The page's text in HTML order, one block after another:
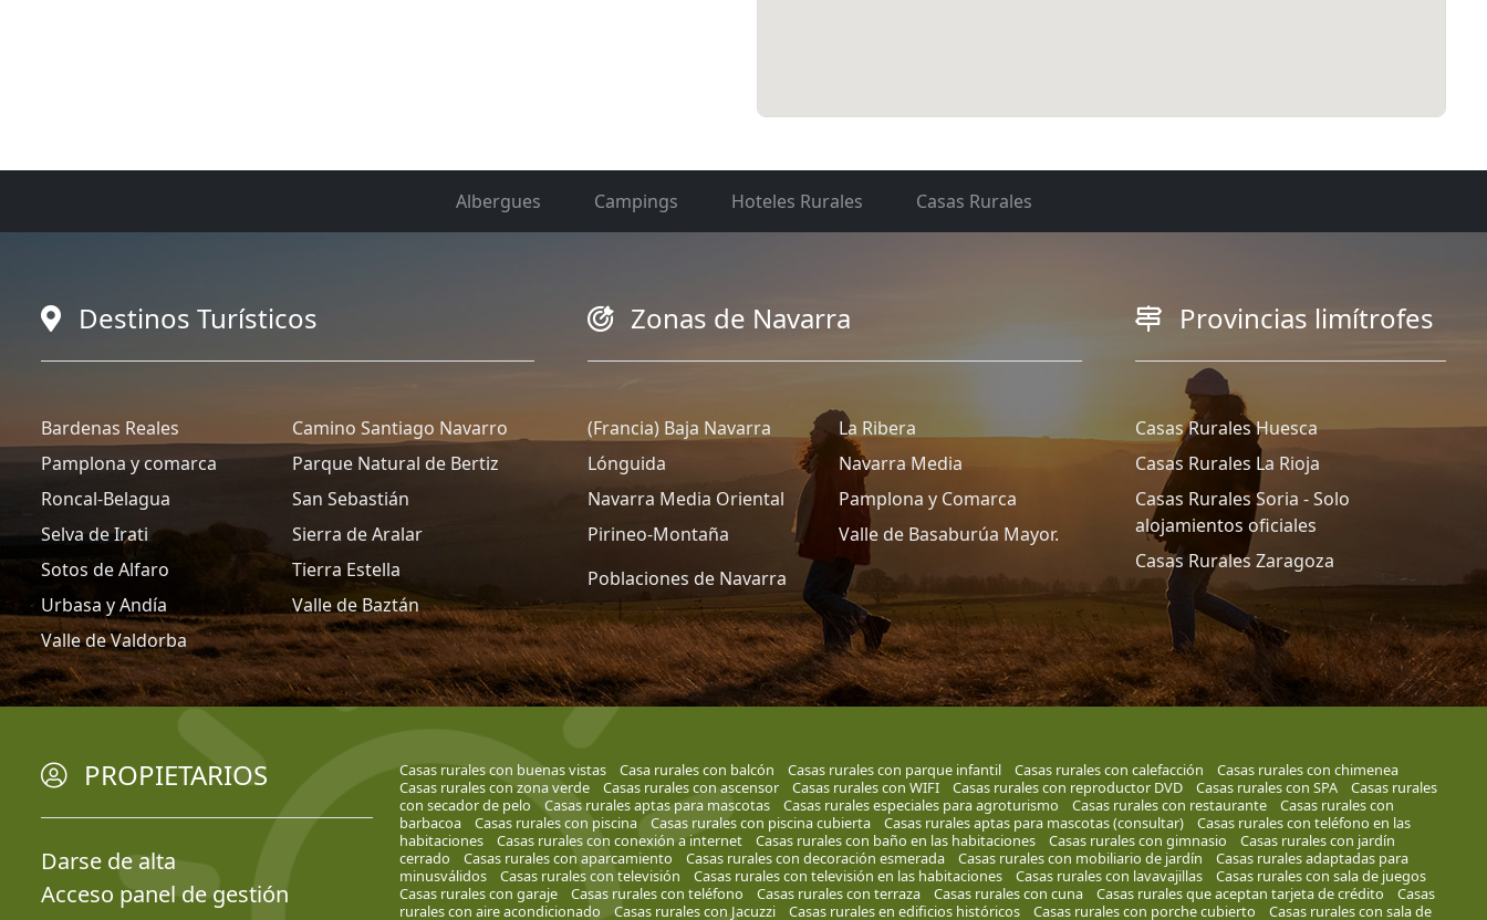
Albergues Campings Hoteles Rurales Casas Rurales
Destinos Turísticos
Bardenas Reales
Camino Santiago Navarro
Pamplona y comarca
Parque Natural de Bertiz
Roncal-Belagua
San Sebastián
Selva de Irati
Sierra de Aralar
Sotos de Alfaro
Tierra Estella
Urbasa y Andía
Valle de Baztán
Valle de Valdorba
Zonas de Navarra
(Francia) Baja Navarra
La Ribera
Lónguida
Navarra Media
Navarra Media Oriental
Pamplona y Comarca
Pirineo-Montaña
Valle de Basaburúa Mayor.
Poblaciones de Navarra
Provincias limítrofes
Casas Rurales Huesca
Casas Rurales La Rioja
Casas Rurales Soria - Solo
alojamientos oficiales
Casas Rurales Zaragoza
PROPIETARIOS
Darse de alta
Acceso panel de gestión
Casas rurales con buenas vistas Casa rurales con balcón Casas rurales con parque infantil Casas rurales con calefacción
Casas rurales con chimenea
Casas rurales con zona verde
Casas rurales con ascensor Casas rurales con WIFI Casas rurales con reproductor DVD Casas rurales con SPA
Casas rurales
con secador de pelo
Casas rurales aptas para mascotas Casas rurales especiales para agroturismo Casas rurales con restaurante
Casas rurales con
barbacoa
Casas rurales con piscina Casas rurales con piscina cubierta Casas rurales aptas para mascotas (consultar)
Casas rurales con teléfono en las
habitaciones
Casas rurales con conexión a internet Casas rurales con baño en las habitaciones Casas rurales con gimnasio
Casas rurales con jardín
cerrado
Casas rurales con aparcamiento Casas rurales con decoración esmerada Casas rurales con mobiliario de jardín
Casas rurales adaptadas para
minusválidos
Casas rurales con televisión Casas rurales con televisión en las habitaciones Casas rurales con lavavajillas
Casas rurales con sala de juegos
Casas rurales con garaje
Casas rurales con teléfono Casas rurales con terraza Casas rurales con cuna Casas rurales que aceptan tarjeta de crédito
Casas
rurales con aire acondicionado
Casas rurales con Jacuzzi Casas rurales en edificios históricos Casas rurales con porche cubierto
Casas rurales con sala de